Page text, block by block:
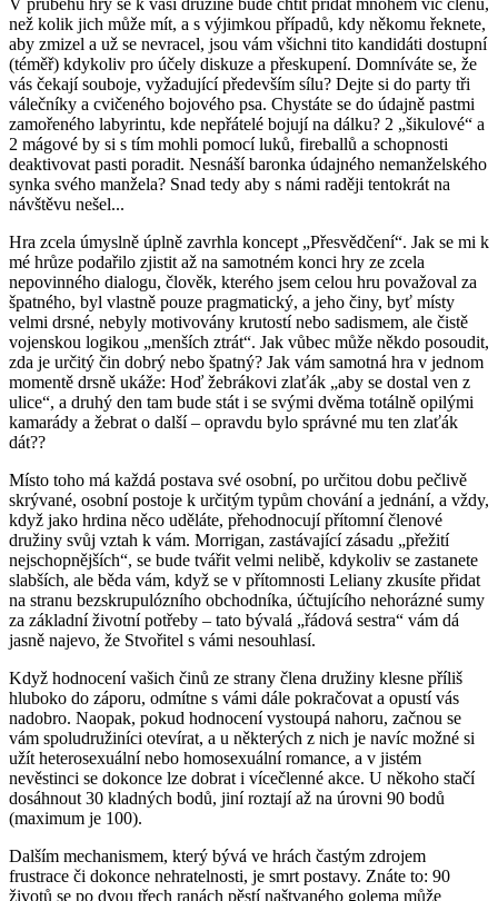
V průběhu hry se k vaší družině bude chtít přidat mnohem víc členů,
než kolik jich může mít, a s výjimkou případů, kdy někomu řeknete,
aby zmizel a už se nevracel, jsou vám všichni tito kandidáti dostupní
(téměř) kdykoliv pro účely diskuze a přeskupení. Domníváte se, že
vás čekají souboje, vyžadující především sílu? Dejte si do party tři
válečníky a cvičeného bojového psa. Chystáte se do údajně pastmi
zamořeného labyrintu, kde nepřátelé bojují na dálku? 2 „šikulové“ a
2 mágové by si s tím mohli pomocí luků, fireballů a schopnosti
deaktivovat pasti poradit. Nesnáší baronka údajného nemanželského
synka svého manžela? Snad tedy aby s námi raději tentokrát na
návštěvu nešel...
Hra zcela úmyslně úplně zavrhla koncept „Přesvědčení“. Jak se mi k
mé hrůze podařilo zjistit až na samotném konci hry ze zcela
nepovinného dialogu, člověk, kterého jsem celou hru považoval za
špatného, byl vlastně pouze pragmatický, a jeho činy, byť místy
velmi drsné, nebyly motivovány krutostí nebo sadismem, ale čistě
vojenskou logikou „menších ztrát“. Jak vůbec může někdo posoudit,
zda je určitý čin dobrý nebo špatný? Jak vám samotná hra v jednom
momentě drsně ukáže: Hoď žebrákovi zlaťák „aby se dostal ven z
ulice“, a druhý den tam bude stát i se svými dvěma totálně opilými
kamarády a žebrat o další – opravdu bylo správné mu ten zlaťák
dát??
Místo toho má každá postava své osobní, po určitou dobu pečlivě
skrývané, osobní postoje k určitým typům chování a jednání, a vždy,
když jako hrdina něco uděláte, přehodnocují přítomní členové
družiny svůj vztah k vám. Morrigan, zastávající zásadu „přežití
nejschopnějších“, se bude tvářit velmi nelibě, kdykoliv se zastanete
slabších, ale běda vám, když se v přítomnosti Leliany zkusíte přidat
na stranu bezskrupulózního obchodníka, účtujícího nehorázné sumy
za základní životní potřeby – tato bývalá „řádová sestra“ vám dá
jasně najevo, že Stvořitel s vámi nesouhlasí.
Když hodnocení vašich činů ze strany člena družiny klesne příliš
hluboko do záporu, odmítne s vámi dále pokračovat a opustí vás
nadobro. Naopak, pokud hodnocení vystoupá nahoru, začnou se
vám spoludružiníci otevírat, a u některých z nich je navíc možné si
užít heterosexuální nebo homosexuální romance, a v jistém
nevěstinci se dokonce lze dobrat i vícečlenné akce. U někoho stačí
dosáhnout 30 kladných bodů, jiní roztají až na úrovni 90 bodů
(maximum je 100).
Dalším mechanismem, který bývá ve hrách častým zdrojem
frustrace či dokonce nehratelnosti, je smrt postavy. Znáte to: 90
životů se po dvou třech ranách pěstí naštvaného golema může